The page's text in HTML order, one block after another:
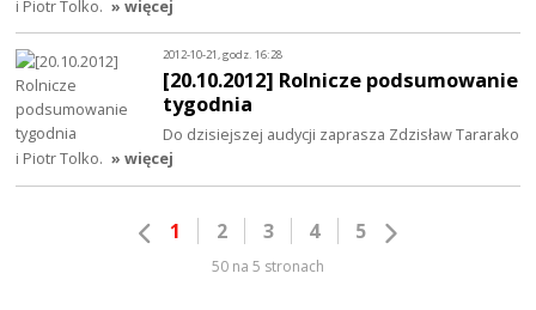
i Piotr Tolko. » więcej
2012-10-21, godz. 16:28
[20.10.2012] Rolnicze podsumowanie
tygodnia
Do dzisiejszej audycji zaprasza Zdzisław Tararako
i Piotr Tolko. » więcej
1 2 3 4 5
50 na 5 stronach